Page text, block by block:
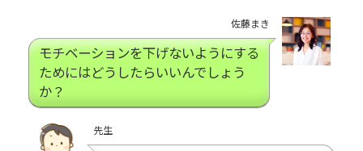
佐藤まき
モチベーションを下げないようにする
ためにはどうしたらいいんでしょう
か？
先生